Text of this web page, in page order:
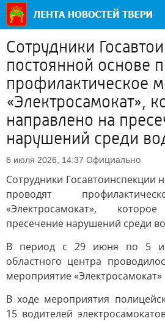
Сотрудники
постоянной основе
профилактическое
«Электросамокат»,
направлено на
нарушений среди
6 июля 2026, 14:37 Официально
Сотрудники Госавтоинспекции
проводят
«Электросамокат»,
пресечение нарушений среди
В период с 29 июня по 5
областного центра
мероприятие «Электросамокат»
В ходе мероприятия
15 водителей